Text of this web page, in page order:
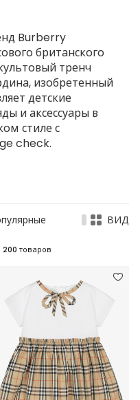
Burberry
британского
тренч
изобретенный
детские
и аксессуары в
стиле с
check.
ВИД
200 товаров